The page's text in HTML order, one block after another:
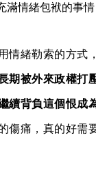
滿情緒包袱的事情
情緒勒索的方式
期被外來政權打
續背負這個恨成
傷痛，真的好需